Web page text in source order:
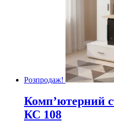
Розпродаж!
Комп’ютерний
КС 108